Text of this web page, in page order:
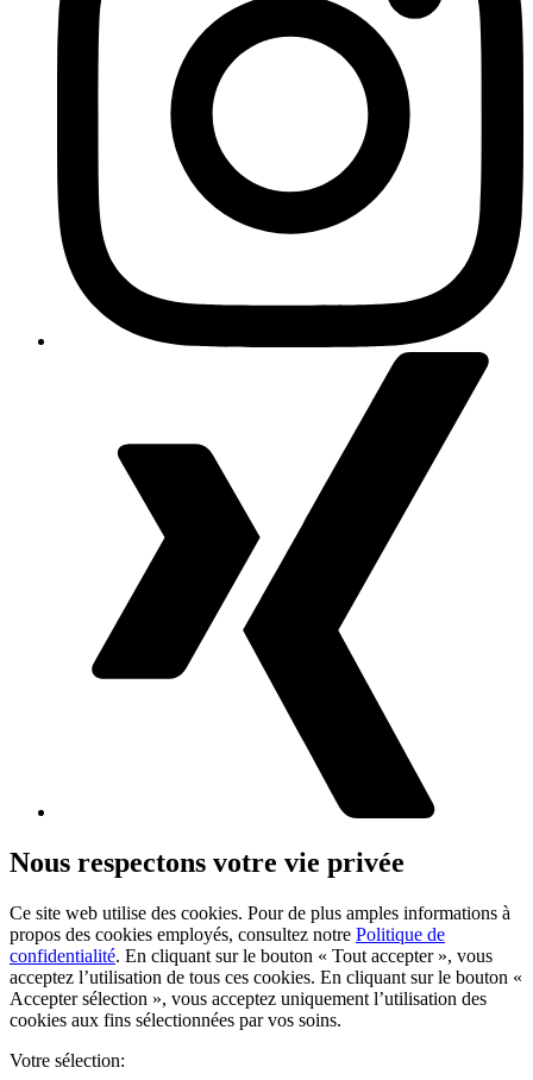
Nous respectons votre vie privée
Ce site web utilise des cookies. Pour de plus amples informations à
propos des cookies employés, consultez notre Politique de
confidentialité. En cliquant sur le bouton « Tout accepter », vous
acceptez l’utilisation de tous ces cookies. En cliquant sur le bouton «
Accepter sélection », vous acceptez uniquement l’utilisation des
cookies aux fins sélectionnées par vos soins.
Votre sélection: